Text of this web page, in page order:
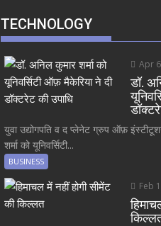
TECHNOLOGY
Apr
डॉ.
युवा उद्योगपति व द प्लेनेट ग्रुप ऑफ़
शर्मा को यूनिवर्सिटी...
BUSINESS
Feb